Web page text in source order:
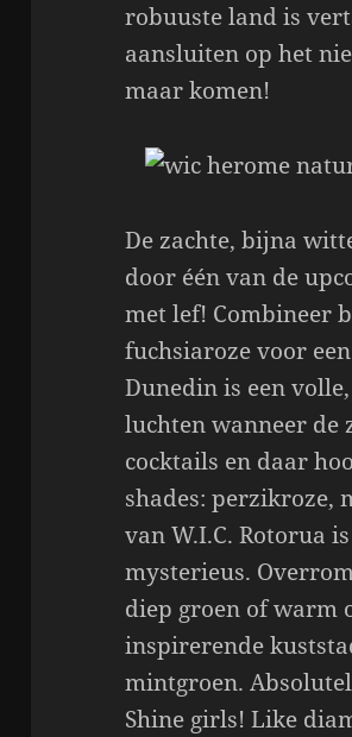
robuuste land is
aansluiten op het
maar komen!
De zachte, bijna
door één van de
met lef! Combineer
fuchsiaroze voor
Dunedin is een
luchten wanneer de
cocktails en daar
shades: perzikroze,
van W.I.C. Rotorua
mysterieus.
diep groen of warm
inspirerende
mintgroen.
Shine girls! Like